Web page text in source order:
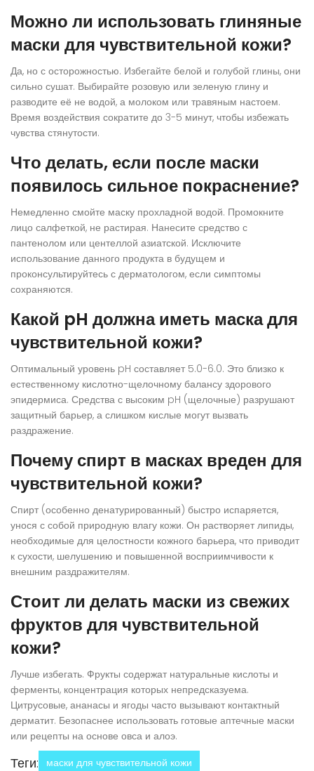
Можно ли использовать глиняные
маски для чувствительной кожи?
Да, но с осторожностью. Избегайте белой и голубой глины, они
сильно сушат. Выбирайте розовую или зеленую глину и
разводите её не водой, а молоком или травяным настоем.
Время воздействия сократите до 3-5 минут, чтобы избежать
чувства стянутости.
Что делать, если после маски
появилось сильное покраснение?
Немедленно смойте маску прохладной водой. Промокните
лицо салфеткой, не растирая. Нанесите средство с
пантенолом или центеллой азиатской. Исключите
использование данного продукта в будущем и
проконсультируйтесь с дерматологом, если симптомы
сохраняются.
Какой pH должна иметь маска для
чувствительной кожи?
Оптимальный уровень pH составляет 5.0-6.0. Это близко к
естественному кислотно-щелочному балансу здорового
эпидермиса. Средства с высоким pH (щелочные) разрушают
защитный барьер, а слишком кислые могут вызвать
раздражение.
Почему спирт в масках вреден для
чувствительной кожи?
Спирт (особенно денатурированный) быстро испаряется,
унося с собой природную влагу кожи. Он растворяет липиды,
необходимые для целостности кожного барьера, что приводит
к сухости, шелушению и повышенной восприимчивости к
внешним раздражителям.
Стоит ли делать маски из свежих
фруктов для чувствительной
кожи?
Лучше избегать. Фрукты содержат натуральные кислоты и
ферменты, концентрация которых непредсказуема.
Цитрусовые, ананасы и ягоды часто вызывают контактный
дерматит. Безопаснее использовать готовые аптечные маски
или рецепты на основе овса и алоэ.
Теги: маски для чувствительной кожи